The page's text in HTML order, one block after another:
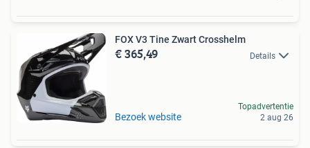
FOX V3 Tine Zwart Crosshelm
€ 365,49 Details
Bezoek website
Topadvertentie
2 aug 26